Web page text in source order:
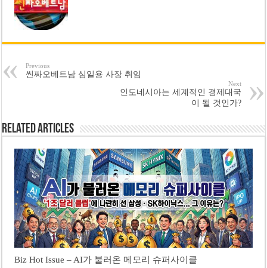
Previous
씬짜오베트남 심일용 사장 취임
Next
인도네시아는 세계적인 경제대국
이 될 것인가?
Related Articles
Biz Hot Issue – AI가 불러온 메모리 슈퍼사이클